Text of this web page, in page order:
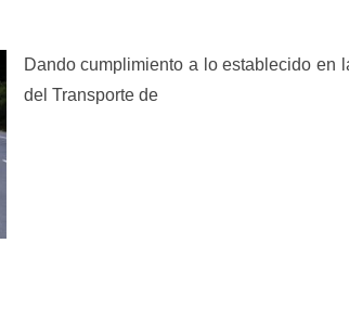
Dando cumplimiento a lo establecido en
del Transporte de